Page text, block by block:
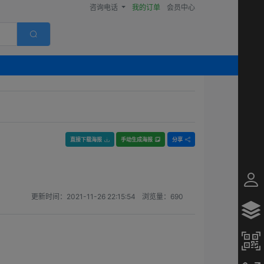
咨询电话 我的订单 会员中心
直接下载海报 手动生成海报 分享
更新时间： 2021-11-26 22:15:54 浏览量： 690